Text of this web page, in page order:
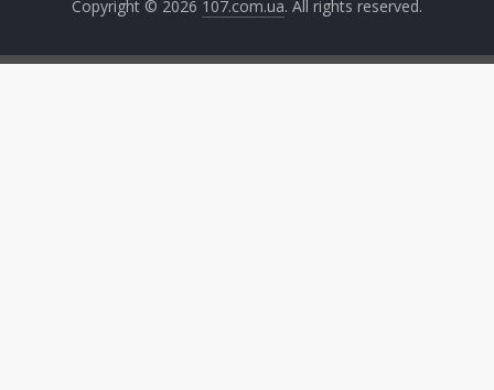
Copyright © 2026 107.com.ua. All rights reserved.